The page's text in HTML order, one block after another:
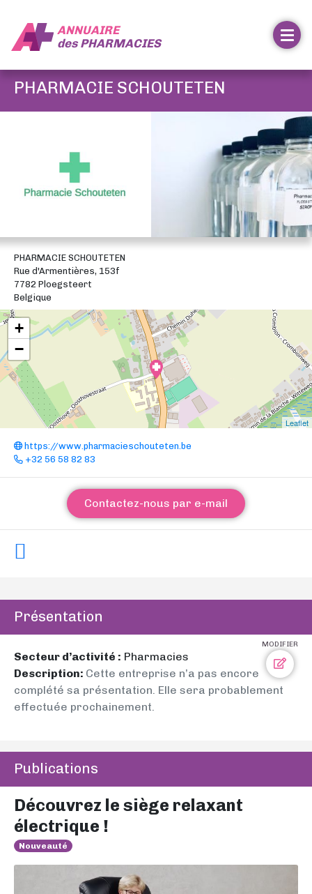
ANNUAIRE
desPHARMACIES
PHARMACIE SCHOUTETEN
PHARMACIE SCHOUTETEN
Rue d'Armentières, 153f
7782 Ploegsteert
Belgique
+
−
Leaflet
https://www.pharmacieschouteten.be
+32 56 58 82 83
Contactez-nous par e-mail
Présentation
MODIFIER
Secteur d’activité : Pharmacies
Description: Cette entreprise n’a pas encore
complété sa présentation. Elle sera probablement
effectuée prochainement.
Publications
Découvrez le siège relaxant
électrique !
Nouveauté